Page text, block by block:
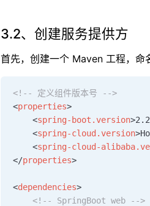
3.2、创建服务提供方
首先，创建一个 Maven 工程，命
<!-- 定义组件版本号 -->
<properties>
    <
spring-boot.version
    <
spring-cloud.version
    <
spring-cloud-
</properties>
<dependencies>
    <!-- SpringBoot web -->